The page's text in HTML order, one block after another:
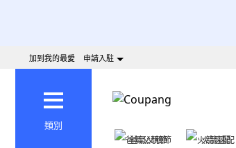
加到我的最愛 申請入駐
類別
爸氣父親節
火箭速配